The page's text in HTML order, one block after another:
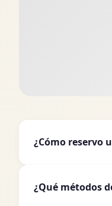
¿Cómo reservo
formulario de
ubicación de
¿Qué métodos